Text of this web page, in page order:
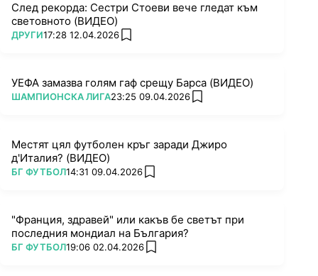
След рекорда: Сестри Стоеви вече гледат към
световното (ВИДЕО)
ПОВЕЧЕ ОТ
ДРУГИ17:28 12.04.2026 add favorites
УЕФА замазва голям гаф срещу Барса (ВИДЕО)
ПОВЕЧЕ ОТ
ШАМПИОНСКА ЛИГА23:25 09.04.2026 add favorites
Местят цял футболен кръг заради Джиро
д'Италия? (ВИДЕО)
ПОВЕЧЕ ОТ
БГ ФУТБОЛ14:31 09.04.2026 add favorites
"Франция, здравей" или какъв бе светът при
последния мондиал на България?
ПОВЕЧЕ ОТ
БГ ФУТБОЛ19:06 02.04.2026 add favorites